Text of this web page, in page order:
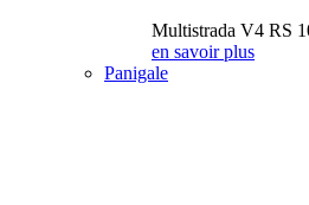
Multistrada V4 RS
en savoir plus
Panigale